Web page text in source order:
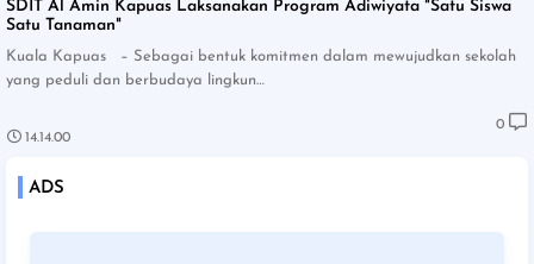
SDIT Al Amin Kapuas Laksanakan Program Adiwiyata "Satu Siswa
Satu Tanaman"
Kuala Kapuas – Sebagai bentuk komitmen dalam mewujudkan sekolah
yang peduli dan berbudaya lingkun…
14.14.00
0
ADS